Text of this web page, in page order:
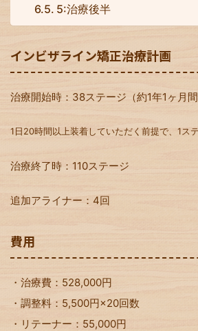
5:治療後半
インビザライン矯正治療計画
治療開始時：38ステージ（約1年1ヶ月間
1日20時間以上装着していただく前提で、1ス
治療終了時：110ステージ
追加アライナー：4回
費用
・治療費：528,000円
・調整料：5,500円×20回数
・リテーナー：55,000円